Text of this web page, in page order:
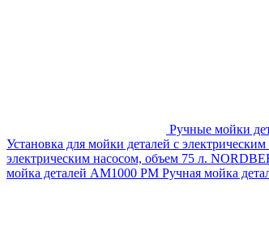
Ручные мойки
Установка для мойки деталей с
электрическим насосом, объем 75 л.
мойка деталей АМ1000 РМ Ручная мойка